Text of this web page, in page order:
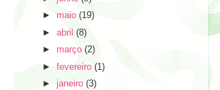
► maio(19)
►abril(8)
► março(2)
►fevereiro(1)
►janeiro(3)